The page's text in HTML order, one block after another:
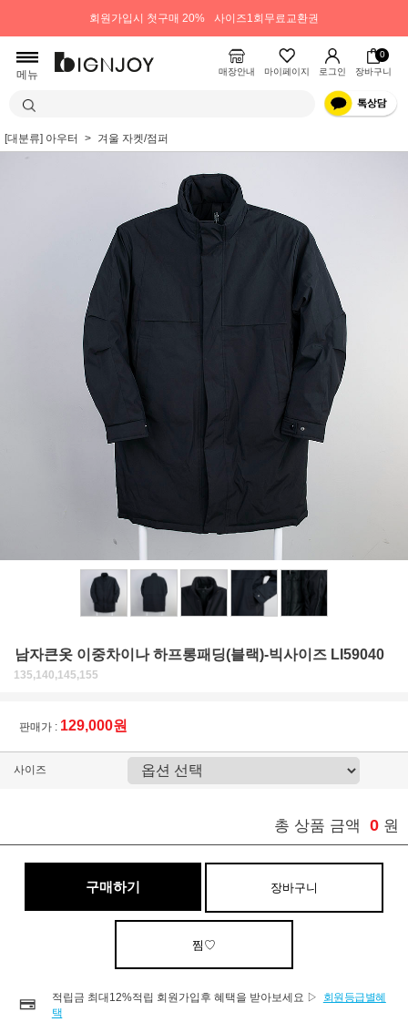
회원가입시 첫구매 20% 사이즈1회무료교환권
메뉴 매장안내 마이페이지 로그인
0
장바구니
[대분류] 아우터 겨울 자켓/점퍼
남자큰옷 이중차이나 하프롱패딩(블랙)-빅사이즈 LI59040
135,140,145,155
판매가 : 129,000원
사이즈
총 상품 금액 0 원
구매하기 장바구니
찜♡
적립금 최대12%적립 회원가입후 혜택을 받아보세요 ▷
회원등급별혜
택